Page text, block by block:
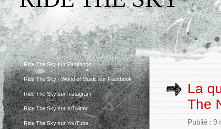
Ride The Sky sur Facebook
Ride The Sky - World of Music sur Facebook
Ride The Sky sur Instagram
Ride The Sky sur X/Twitter
Ride The Sky sur YouTube
La
The
Publié : 9